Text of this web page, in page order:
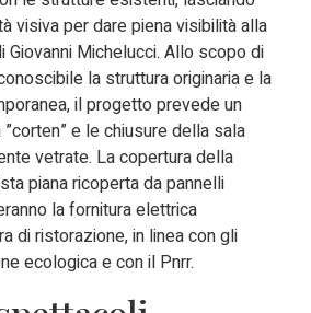
visiva per dare piena visibilità alla
Michelucci. Allo scopo di
la struttura originaria e la
il progetto prevede un
e le chiusure della sala
vetrate. La copertura della
piana ricoperta da pannelli
la fornitura elettrica
di ristorazione, in linea con gli
ecologica e con il Pnrr.